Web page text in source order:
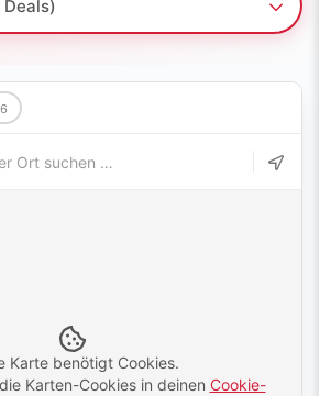
Karte benötigt Cookies.
Karten-Cookies in deinen Cookie-